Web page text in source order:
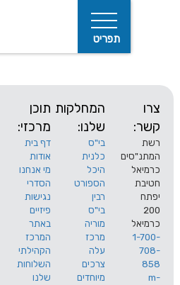
המחלקות
שלנו:
בי"ס
כלנית
היכל
הספורט
רבין
בי"ס
מוריה
מרכז
עלה
צרכים
מיוחדים
תוכן
מרכזי:
דף בית
אודות
מי אנחנו
הסדרי
נגישות
פיזיים
באתר
המרכז
הקהילתי
השלוחות
שלנו
קישורים:
הצהרת
נגישות
מדיניות
פרטיות
ניוזלטר
החודש